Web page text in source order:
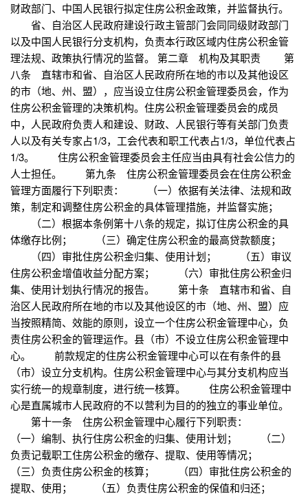
财政部门、中国人民银行拟定住房公积金政策，并监督执行。
省、自治区人民政府建设行政主管部门会同同级财政部门
以及中国人民银行分支机构，负责本行政区域内住房公积金管
理法规、政策执行情况的监督。 第二章 机构及其职责 第
八条 直辖市和省、自治区人民政府所在地的市以及其他设区
的市（地、州、盟），应当设立住房公积金管理委员会，作为
住房公积金管理的决策机构。住房公积金管理委员会的成员
中，人民政府负责人和建设、财政、人民银行等有关部门负责
人以及有关专家占1/3，工会代表和职工代表占1/3，单位代表占
1/3。 住房公积金管理委员会主任应当由具有社会公信力的
人士担任。 第九条 住房公积金管理委员会在住房公积金
管理方面履行下列职责： （一）依据有关法律、法规和政
策，制定和调整住房公积金的具体管理措施，并监督实施；
（二）根据本条例第十八条的规定，拟订住房公积金的具
体缴存比例； （三）确定住房公积金的最高贷款额度；
（四）审批住房公积金归集、使用计划； （五）审议
住房公积金增值收益分配方案； （六）审批住房公积金归
集、使用计划执行情况的报告。 第十条 直辖市和省、自
治区人民政府所在地的市以及其他设区的市（地、州、盟）应
当按照精简、效能的原则，设立一个住房公积金管理中心，负
责住房公积金的管理运作。县（市）不设立住房公积金管理中
心。 前款规定的住房公积金管理中心可以在有条件的县
（市）设立分支机构。住房公积金管理中心与其分支机构应当
实行统一的规章制度，进行统一核算。 住房公积金管理中
心是直属城市人民政府的不以营利为目的的独立的事业单位。
第十一条 住房公积金管理中心履行下列职责：
（一）编制、执行住房公积金的归集、使用计划； （二）
负责记载职工住房公积金的缴存、提取、使用等情况；
（三）负责住房公积金的核算； （四）审批住房公积金的
提取、使用； （五）负责住房公积金的保值和归还；